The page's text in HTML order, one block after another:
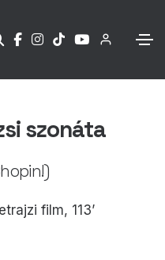
szonáta
film, 113’